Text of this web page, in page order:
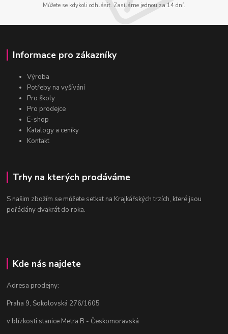
Můžete se kdykoli odhlásit. Zasíláme jednou za 14 dní.
Informace pro zákazníky
Výroba
Potřeby na vyšívání
Pro školy
Pro prodejce
E-shop
Katalogy a ceníky
Kontakt
Trhy na kterých prodáváme
S našim zbožím se můžete setkat na Krajkářských trzích, které jsou
pořádány dvakrát do roka.
Kde nás najdete
Adresa prodejny:
Praha 9, Sokolovská 276/1605
v blízkosti stanice Metra B - Českomoravská